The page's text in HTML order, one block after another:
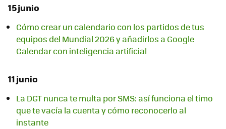
15 junio
Cómo crear un calendario con los partidos de tus
equipos del Mundial 2026 y añadirlos a Google
Calendar con inteligencia artificial
11 junio
La DGT nunca te multa por SMS: así funciona el timo
que te vacía la cuenta y cómo reconocerlo al
instante